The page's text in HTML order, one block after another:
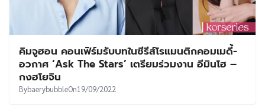
คิมจูฮอน คอนเฟิร์มรับบทในซีรีส์โรแมนติกคอมเมดี้-
อวกาศ ‘Ask The Stars’ เตรียมร่วมงาน อีมินโฮ –
กงฮโยจิน
BybaerybubbleOn19/09/2022